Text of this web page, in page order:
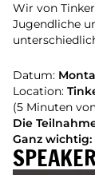
Wir von
Jugendliche
Datum:
Location:
(5 Minuten
Die
Ganz